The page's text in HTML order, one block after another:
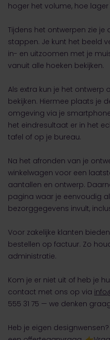
hoger het volume, hoe
Tijdens het ontwerpen zie je
stappen. Je kunt het beeld
in- en uitzoomen met je
vanuit alle hoeken bekijken.
Als extra kun je het ontwerp
bekijken. Hiermee plaats je
omgeving via je
het eindresultaat er in het
tafel of op je bureau.
Na het afronden van je
winkelwagen voor een
aantallen en ontwerp.
pagina waar je eenvoudig
bezorggegevens invult,
Voor zakelijke klanten
bestellen op factuur. Zo
administratie.
Kom je er niet uit of heb je
contact met ons op via
555 31 75 — we denken
Heb je eigen